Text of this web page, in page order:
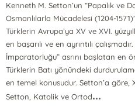
Kenneth M. Setton’un “Papalık ve
Osmanlılarla Mücadelesi (1204-
Türklerin Avrupa’ya XV ve XVI.
en başarılı ve en ayrıntılı
İmparatorluğu” asrını başlatan en
Türklerin Batı yönündeki
en temel konusudur. Setton’a göre,
Setton, Katolik ve Ortod...